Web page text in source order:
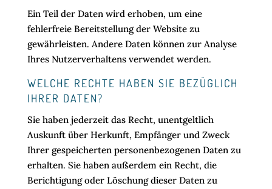
Ein Teil der Daten wird erhoben, um eine
fehlerfreie Bereitstellung der Website zu
gewährleisten. Andere Daten können zur Analyse
Ihres Nutzerverhaltens verwendet werden.
WELCHE RECHTE HABEN SIE BEZÜGLICH
IHRER DATEN?
Sie haben jederzeit das Recht, unentgeltlich
Auskunft über Herkunft, Empfänger und Zweck
Ihrer gespeicherten personenbezogenen Daten zu
erhalten. Sie haben außerdem ein Recht, die
Berichtigung oder Löschung dieser Daten zu